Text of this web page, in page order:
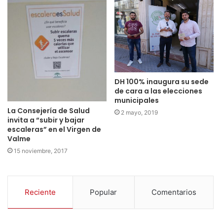
La Consejería de Salud
invita a “subir y bajar
escaleras” en el Virgen de
Valme
15 noviembre, 2017
DH 100% inaugura su sede
de cara a las elecciones
municipales
2 mayo, 2019
Reciente Popular Comentarios